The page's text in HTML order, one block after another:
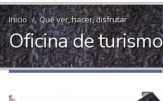
Inicio Qué ver, hacer, disfrutar
Oficina de turismo